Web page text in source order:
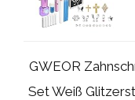
GWEOR
Set Weiß